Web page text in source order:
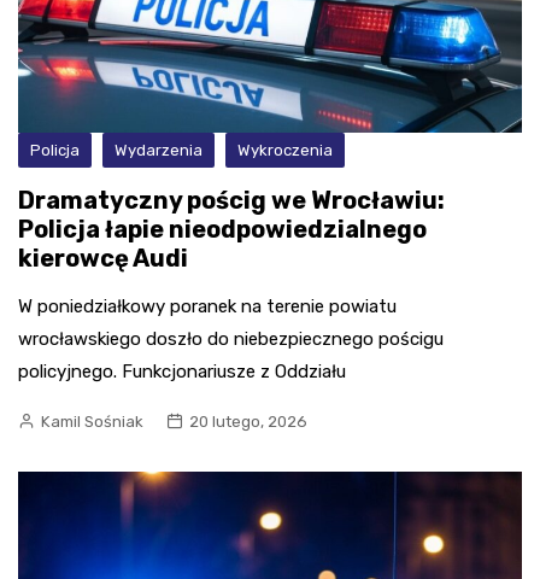
Policja Wydarzenia Wykroczenia
Dramatyczny pościg we Wrocławiu:
Policja łapie nieodpowiedzialnego
kierowcę Audi
W poniedziałkowy poranek na terenie powiatu
wrocławskiego doszło do niebezpiecznego pościgu
policyjnego. Funkcjonariusze z Oddziału
Kamil Sośniak 20 lutego, 2026